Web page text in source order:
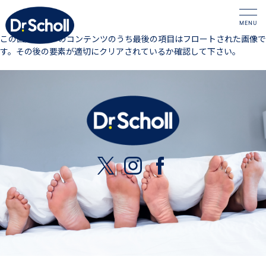
この固定ページのコンテンツのうち最後の項目はフロートされた画像で
す。その後の要素が適切にクリアされているか確認して下さい。